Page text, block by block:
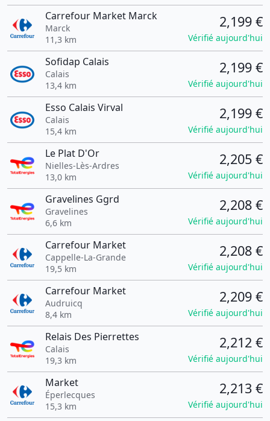
Carrefour Market Marck
Marck
11,3 km
2,199 €
Vérifié aujourd'hui
Sofidap Calais
Calais
13,4 km
2,199 €
Vérifié aujourd'hui
Esso Calais Virval
Calais
15,4 km
2,199 €
Vérifié aujourd'hui
Le Plat D'Or
Nielles-Lès-Ardres
13,0 km
2,205 €
Vérifié aujourd'hui
Gravelines Ggrd
Gravelines
6,6 km
2,208 €
Vérifié aujourd'hui
Carrefour Market
Cappelle-La-Grande
19,5 km
2,208 €
Vérifié aujourd'hui
Carrefour Market
Audruicq
8,4 km
2,209 €
Vérifié aujourd'hui
Relais Des Pierrettes
Calais
19,3 km
2,212 €
Vérifié aujourd'hui
Market
Éperlecques
15,3 km
2,213 €
Vérifié aujourd'hui